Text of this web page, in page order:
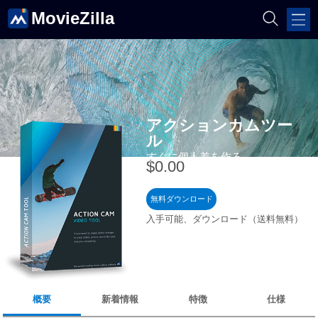
MovieZilla
アクションカムツー
ル
すぐに個人差を作る
$0.00
無料ダウンロード
入手可能、ダウンロード（送料無料）
概要 新着情報 特徴 仕様